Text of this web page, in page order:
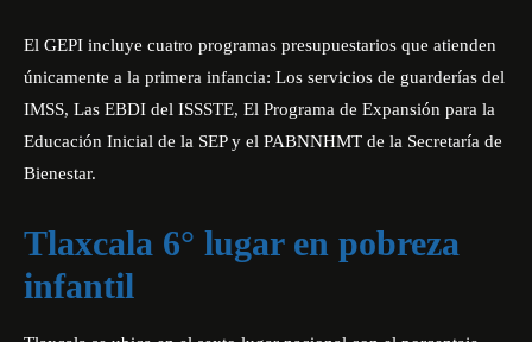
El GEPI incluye cuatro programas presupuestarios que atienden
únicamente a la primera infancia: Los servicios de guarderías del
IMSS, Las EBDI del ISSSTE, El Programa de Expansión para la
Educación Inicial de la SEP y el PABNNHMT de la Secretaría de
Bienestar.
Tlaxcala 6° lugar en pobreza
infantil